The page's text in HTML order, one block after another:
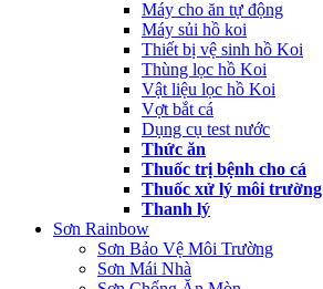
Máy cho ăn tự động
Máy sủi hồ koi
Thiết bị vệ sinh hồ Koi
Thùng lọc hồ Koi
Vật liệu lọc hồ Koi
Vợt bắt cá
Dụng cụ test nước
Thức ăn
Thuốc trị bệnh cho cá
Thuốc xử lý môi trường
Thanh lý
Sơn Rainbow
Sơn Bảo Vệ Môi Trường
Sơn Mái Nhà